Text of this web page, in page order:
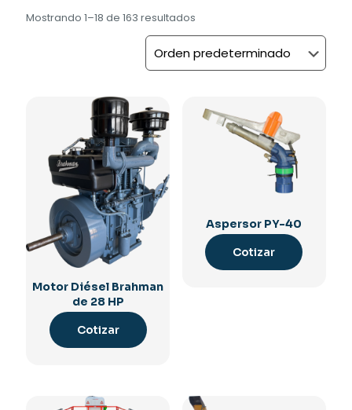
Mostrando 1–18 de 163 resultados
Motor Diésel Brahman
de 28 HP
Cotizar
Aspersor PY-40
Cotizar